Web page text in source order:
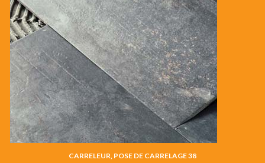
CARRELEUR, POSE DE CARRELAGE 38